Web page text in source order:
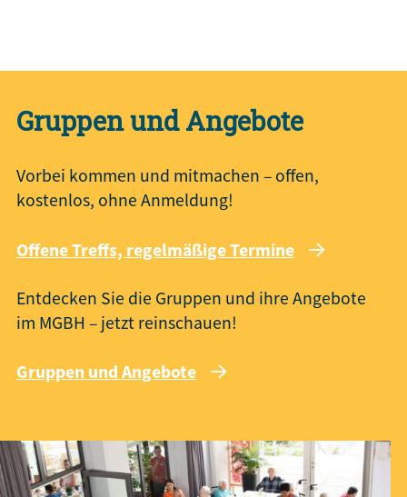
Gruppen und Angebote
Vorbei kommen und mitmachen – offen,
kostenlos, ohne Anmeldung!
Offene Treffs, regelmäßige Termine
Entdecken Sie die Gruppen und ihre Angebote
im MGBH – jetzt reinschauen!
Gruppen und Angebote